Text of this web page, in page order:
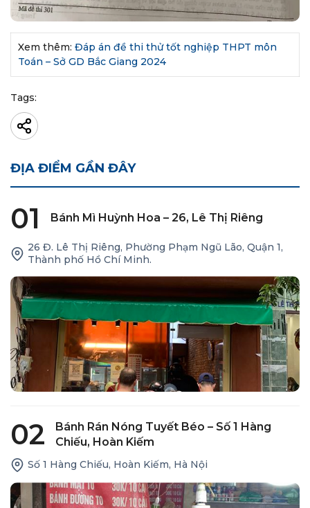
Xem thêm: Đáp án đề thi thử tốt nghiệp THPT môn
Toán – Sở GD Bắc Giang 2024
Tags:
ĐỊA ĐIỂM GẦN ĐÂY
01 Bánh Mì Huỳnh Hoa – 26, Lê Thị Riêng
26 Đ. Lê Thị Riêng, Phường Phạm Ngũ Lão, Quận 1,
Thành phố Hồ Chí Minh.
02
Bánh Rán Nóng Tuyết Béo – Số 1 Hàng
Chiếu, Hoàn Kiếm
Số 1 Hàng Chiếu, Hoàn Kiếm, Hà Nội